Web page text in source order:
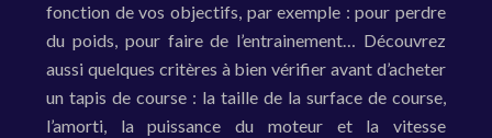
fonction de vos objectifs, par exemple : pour perdre
du poids, pour faire de l’entrainement… Découvrez
aussi quelques critères à bien vérifier avant d’acheter
un tapis de course : la taille de la surface de course,
l’amorti, la puissance du moteur et la vitesse